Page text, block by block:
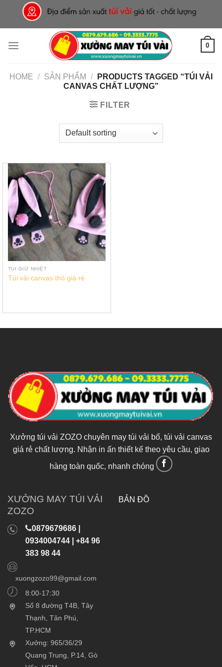
content
0
HOME / SẢN PHẨM /
PRODUCTS TAGGED “TÚI VẢI
CANVAS CHẤT LƯỢNG”
FILTER
TÚI GIỮ NHIỆT
Túi vải canvas thỏ giá rẻ
Xưởng túi vải ZOZO chuyên may túi vải bố, túi vải canvas
giá rẻ chất lượng. Nhận in ấn thiết kế theo yêu cầu, giao
hàng toàn quốc, nhanh chóng
XƯỞNG MAY TÚI VẢI
ZOZO
0879679686 |
0934004744 | +84 96
383 98 44
xuongzozo99@gmail.com
8:00-17:30
Số 8 đường T4B, Tây
Thạnh, Tân Phú,
TP.HCM
Xưởng: 965/36/29
Quang Trung, P.14, Gò
BẢN ĐỒ